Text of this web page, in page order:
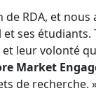
RDA, et
ses
leur volonté
Market
de recherche.